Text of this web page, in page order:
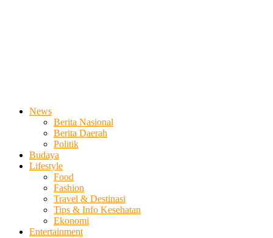
News
Berita Nasional
Berita Daerah
Politik
Budaya
Lifestyle
Food
Fashion
Travel & Destinasi
Tips & Info Kesehatan
Ekonomi
Entertainment